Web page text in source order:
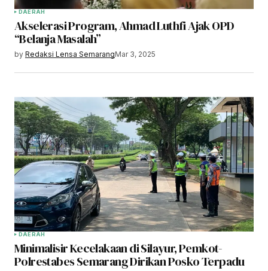
DAERAH
Akselerasi Program, Ahmad Luthfi Ajak OPD
“Belanja Masalah”
by Redaksi Lensa SemarangMar 3, 2025
DAERAH
Minimalisir Kecelakaan di Silayur, Pemkot-
Polrestabes Semarang Dirikan Posko Terpadu